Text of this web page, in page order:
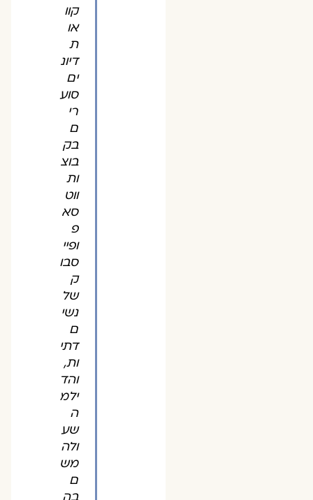
קוו
או
ת
דיונ
ים
סוע
רי
ם
בק
בוצ
ות
ווט
סא
פ
ופיי
סבו
ק
של
נשי
ם
דתי
ות,
והד
ילמ
ה
שע
ולה
מש
ם
בה